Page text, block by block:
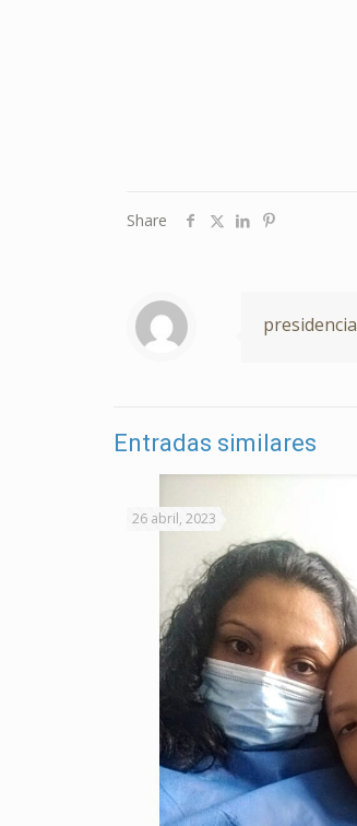
Share
presidencia
Entradas similares
26 abril, 2023